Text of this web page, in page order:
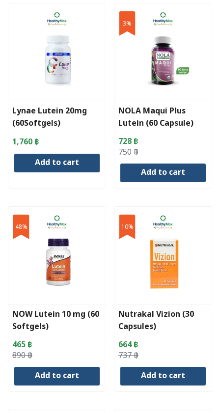
Lynae Lutein 20mg
(60Softgels)
1,760 ฿
Add to cart
3%
NOLA Maqui Plus
Lutein (60 Capsule)
750฿
Original
price
728 ฿
Current
price
Add to cart
48%
NOW Lutein 10 mg (60
Softgels)
890฿
Original
price
465 ฿
Current
price
Add to cart
10%
Nutrakal Vizion (30
Capsules)
737฿
Original
price
664฿
Current
price
Add to cart